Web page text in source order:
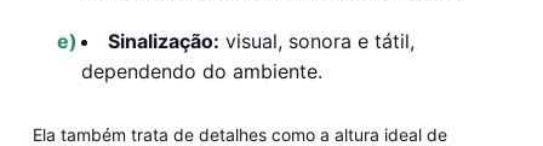
Sinalização: visual, sonora e tátil,
dependendo do ambiente.
Ela também trata de detalhes como a altura ideal de